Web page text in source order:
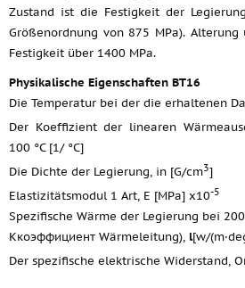
Zustand ist die Festigkeit der
Größenordnung von 875 MPa).
Festigkeit über 1400 MPa.
Physikalische Eigenschaften ВТ16
Die Temperatur bei der die erhaltenen
Der Koeffizient der linearen
100 °C [1/ °C]
Die Dichte der Legierung, in [G/cm3]
Elastizitätsmodul 1 Art, E [MPa] x10-5
Spezifische Wärme der Legierung bei 200
Ккоэффициент Wärmeleitung), l[w/
Der spezifische elektrische Widerstand,